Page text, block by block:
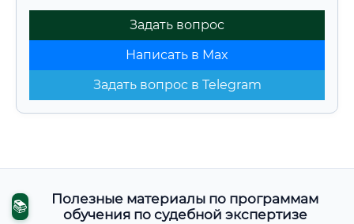
Задать вопрос
Написать в Max
Задать вопрос в Telegram
📚
Полезные материалы по программам
обучения по судебной экспертизе